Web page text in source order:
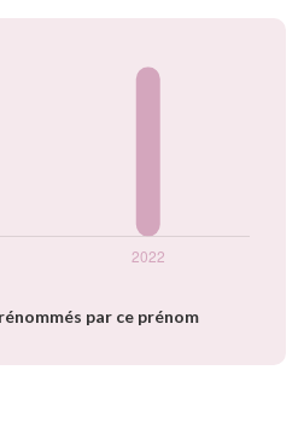
par ce prénom